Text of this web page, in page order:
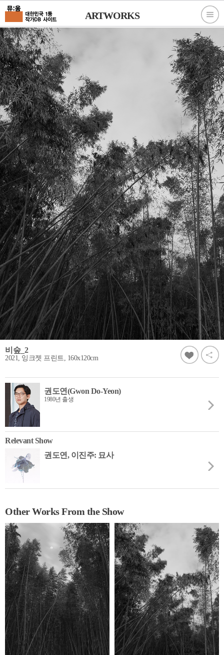
ARTWORKS
비숲_2
2021, 잉크젯 프린트, 160x120cm
권도연(Gwon Do-Yeon)
1980년 출생
Relevant Show
권도연, 이진주: 묘사
Other Works From the Show